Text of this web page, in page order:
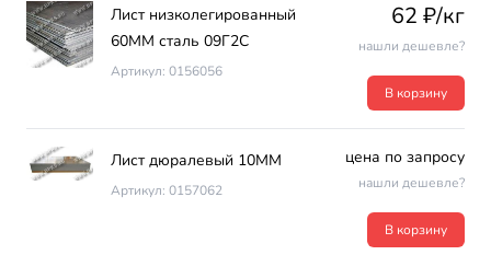
Лист низколегированный
60ММ сталь 09Г2С
Артикул: 0156056
62 ₽/кг
нашли дешевле?
В корзину
Лист дюралевый 10ММ
Артикул: 0157062
цена по запросу
нашли дешевле?
В корзину